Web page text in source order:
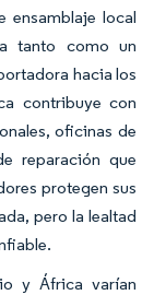
ensamblaje local
tanto como un
hacia los
contribuye con
oficinas de
reparación que
protegen sus
pero la lealtad
y África varían